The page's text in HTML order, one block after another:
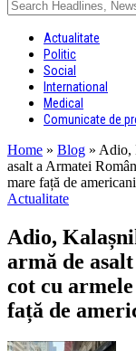
Actualitate
Politic
Social
International
Medical
Comunicate de
Home » Blog » Adio,
asalt a Armatei
mare față de americani
Actualitate
Adio,
armă de
cot cu
față de